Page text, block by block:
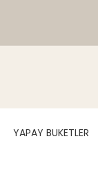
YAPAY BUKETLER